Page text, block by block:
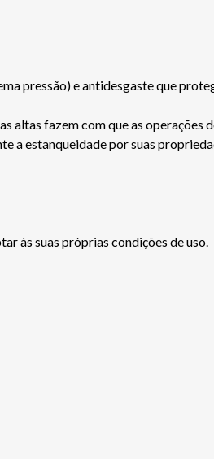
pressão) e antidesgaste que
altas fazem com que as
a estanqueidade por suas
às suas próprias condições de uso.